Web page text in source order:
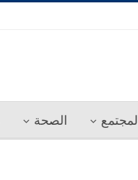
المجتمع الصحة